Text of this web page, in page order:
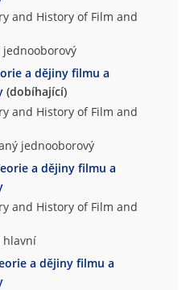
and History of Film and
a dějiny filmu a
(dobíhající)
and History of Film and
jednooborový
a dějiny filmu a
and History of Film and
hlavní
a dějiny filmu a